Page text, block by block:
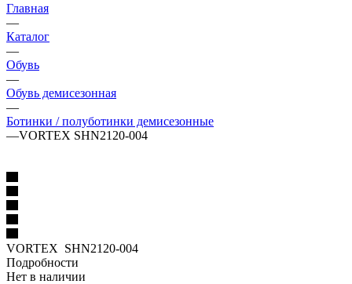
Главная
—
Каталог
—
Обувь
—
Обувь демисезонная
—
Ботинки / полуботинки демисезонные
—VORTEX SHN2120-004
VORTEX SHN2120-004
Подробности
Нет в наличии